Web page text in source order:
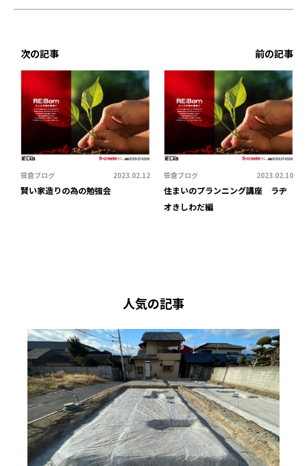
次の記事
笹倉ブログ 2023.02.12
賢い家造りの為の勉強会
前の記事
笹倉ブログ 2023.02.10
住まいのプランニング講座 ラヂ
オきしわだ編
人気の記事